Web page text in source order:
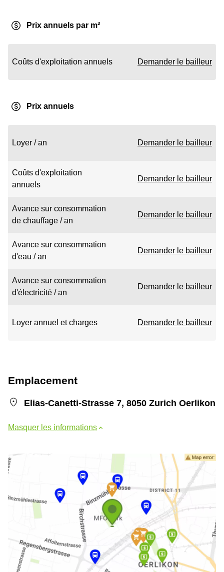
Prix annuels par m²
Coûts d'exploitation annuels Demander le bailleur
Prix annuels
Loyer / an Demander le bailleur
Coûts d'exploitation
annuels
Demander le bailleur
Avance sur consommation
de chauffage / an
Demander le bailleur
Avance sur consommation
d'eau / an
Demander le bailleur
Avance sur consommation
d'électricité / an
Demander le bailleur
Loyer annuel et charges Demander le bailleur
Emplacement
Elias-Canetti-Strasse 7, 8050 Zurich Oerlikon
Masquer les informations